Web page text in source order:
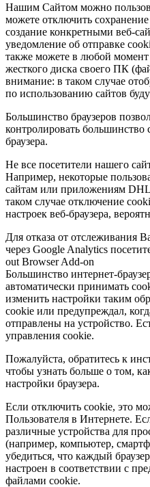
Нашим Сайтом можно
можете отключить
создание конкретными веб-
уведомление об отправке
также можете в любой
жесткого диска своего ПК
внимание: в таком случае
по использованию сайтов
Большинство браузеров
контролировать большинство
браузера.
Не все посетители нашего
Например, некоторые
сайтам или приложениям
таком случае отключение
настроек веб-браузера,
Для отказа от отслеживания
через Google Analytics
out Browser Add-on
Большинство интернет-
автоматически принимать
изменить настройки таким
cookie или предупреждал,
отправлены на устройство.
управления cookie.
Пожалуйста, обратитесь к
чтобы узнать больше о том,
настройки браузера.
Если отключить cookie, это
Пользователя в Интернете.
различные устройства для
(например, компьютер,
убедиться, что каждый
настроен в соответствии с
файлами cookie.